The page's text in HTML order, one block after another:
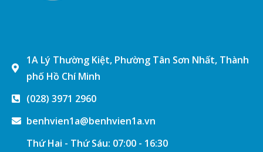
1A Lý Thường Kiệt, Phường Tân Sơn Nhất, Thành
phố Hồ Chí Minh
(028) 3971 2960
benhvien1a@benhvien1a.vn
Thứ Hai - Thứ Sáu: 07:00 - 16:30